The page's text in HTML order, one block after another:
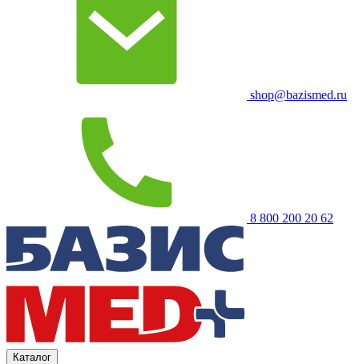
shop@bazismed.ru
8 800 200 20 62
Каталог